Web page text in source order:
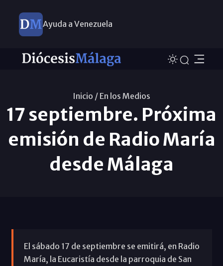
Ayuda a Venezuela
Inicio / En los Medios
17 septiembre. Próxima
emisión de Radio María
desde Málaga
El sábado 17 de septiembre se emitirá, en Radio
María, la Eucaristía desde la parroquia de San